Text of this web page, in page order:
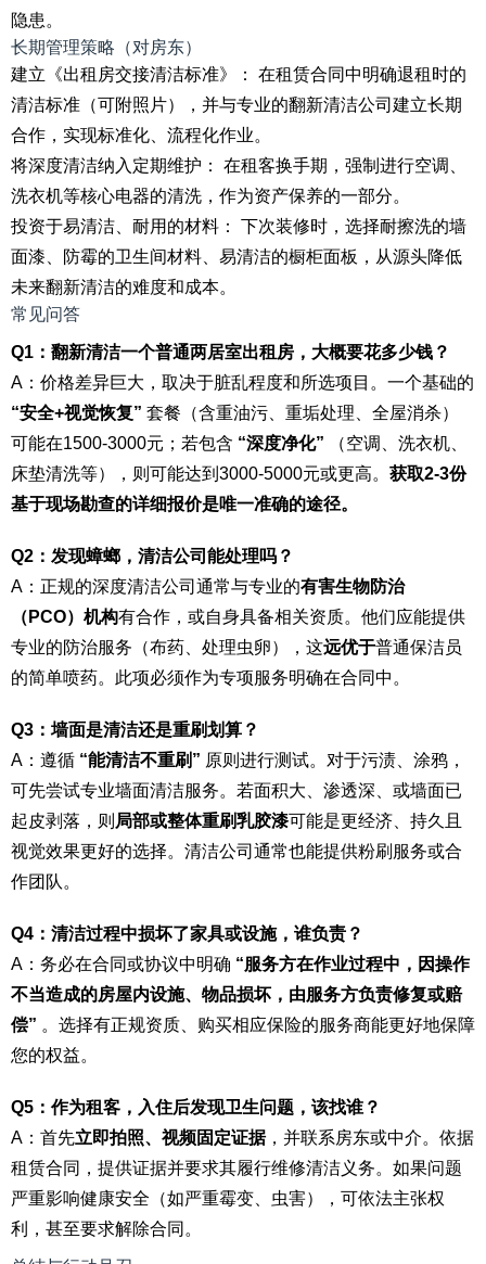
隐患。
长期管理策略（对房东）
建立《出租房交接清洁标准》： 在租赁合同中明确退租时的
清洁标准（可附照片），并与专业的翻新清洁公司建立长期
合作，实现标准化、流程化作业。
将深度清洁纳入定期维护： 在租客换手期，强制进行空调、
洗衣机等核心电器的清洗，作为资产保养的一部分。
投资于易清洁、耐用的材料： 下次装修时，选择耐擦洗的墙
面漆、防霉的卫生间材料、易清洁的橱柜面板，从源头降低
未来翻新清洁的难度和成本。
常见问答
Q1：翻新清洁一个普通两居室出租房，大概要花多少钱？
A：价格差异巨大，取决于脏乱程度和所选项目。一个基础的
“安全+视觉恢复” 套餐（含重油污、重垢处理、全屋消杀）
可能在1500-3000元；若包含 “深度净化” （空调、洗衣机、
床垫清洗等），则可能达到3000-5000元或更高。 获取2-3份
基于现场勘查的详细报价是唯一准确的途径。
Q2：发现蟑螂，清洁公司能处理吗？
A：正规的深度清洁公司通常与专业的有害生物防治
（PCO）机构有合作，或自身具备相关资质。他们应能提供
专业的防治服务（布药、处理虫卵），这远优于普通保洁员
的简单喷药。此项必须作为专项服务明确在合同中。
Q3：墙面是清洁还是重刷划算？
A：遵循 “能清洁不重刷” 原则进行测试。对于污渍、涂鸦，
可先尝试专业墙面清洁服务。若面积大、渗透深、或墙面已
起皮剥落，则 局部或整体重刷乳胶漆可能是更经济、持久且
视觉效果更好的选择。清洁公司通常也能提供粉刷服务或合
作团队。
Q4：清洁过程中损坏了家具或设施，谁负责？
A：务必在合同或协议中明确 “服务方在作业过程中，因操作
不当造成的房屋内设施、物品损坏，由服务方负责修复或赔
偿” 。选择有正规资质、购买相应保险的服务商能更好地保障
您的权益。
Q5：作为租客，入住后发现卫生问题，该找谁？
A：首先立即拍照、视频固定证据，并联系房东或中介。依据
租赁合同，提供证据并要求其履行维修清洁义务。如果问题
严重影响健康安全（如严重霉变、虫害），可依法主张权
利，甚至要求解除合同。